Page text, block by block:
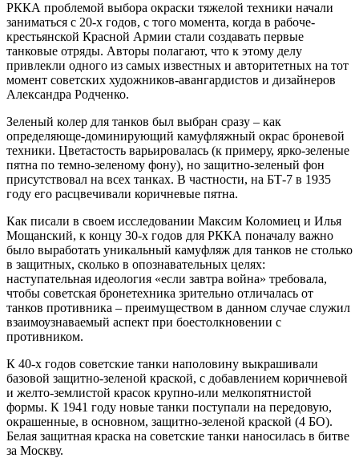
РККА проблемой выбора окраски тяжелой техники начали
заниматься с 20-х годов, с того момента, когда в рабоче-
крестьянской Красной Армии стали создавать первые
танковые отряды. Авторы полагают, что к этому делу
привлекли одного из самых известных и авторитетных на тот
момент советских художников-авангардистов и дизайнеров
Александра Родченко.
Зеленый колер для танков был выбран сразу – как
определяюще-доминирующий камуфляжный окрас броневой
техники. Цветастость варьировалась (к примеру, ярко-зеленые
пятна по темно-зеленому фону), но защитно-зеленый фон
присутствовал на всех танках. В частности, на БТ-7 в 1935
году его расцвечивали коричневые пятна.
Как писали в своем исследовании Максим Коломиец и Илья
Мощанский, к концу 30-х годов для РККА поначалу важно
было выработать уникальный камуфляж для танков не столько
в защитных, сколько в опознавательных целях:
наступательная идеология «если завтра война» требовала,
чтобы советская бронетехника зрительно отличалась от
танков противника – преимуществом в данном случае служил
взаимоузнаваемый аспект при боестолкновении с
противником.
К 40-х годов советские танки наполовину выкрашивали
базовой защитно-зеленой краской, с добавлением коричневой
и желто-землистой красок крупно-или мелкопятнистой
формы. К 1941 году новые танки поступали на передовую,
окрашенные, в основном, защитно-зеленой краской (4 БО).
Белая защитная краска на советские танки наносилась в битве
за Москву.